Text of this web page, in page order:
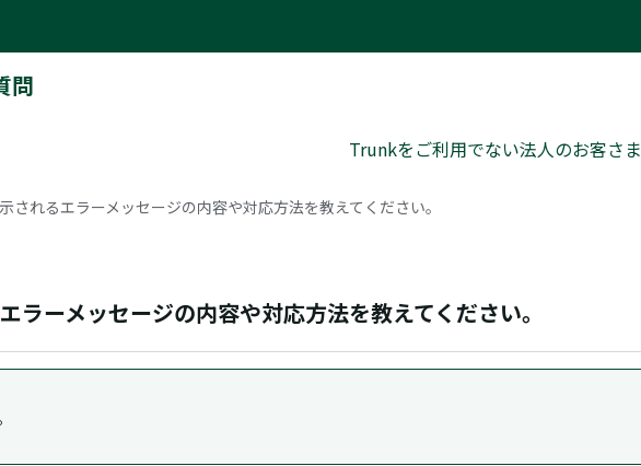
問
Trunkをご利用でない法人のお客さま
されるエラーメッセージの内容や対応方法を教えてください。
ラーメッセージの内容や対応方法を教えてください。